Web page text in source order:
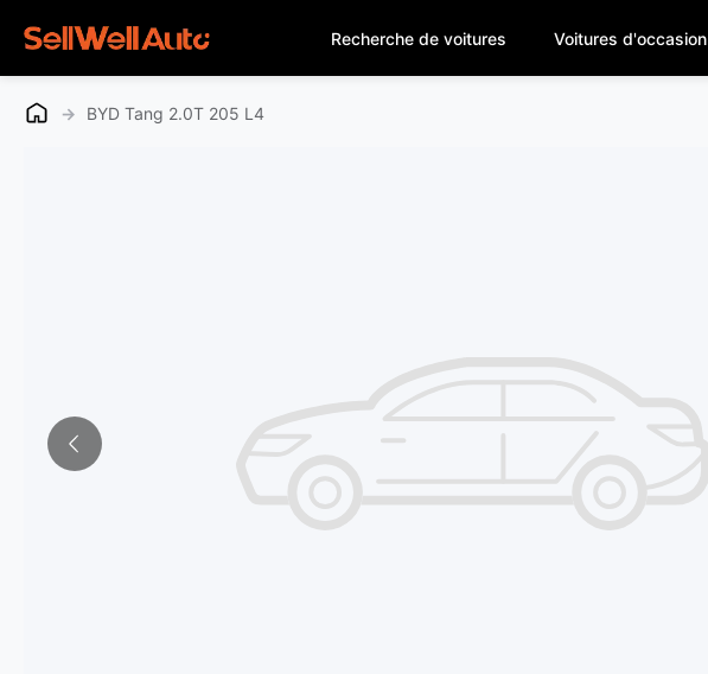
Recherche de voitures Voitures d'occasion
→ BYD Tang 2.0T 205 L4